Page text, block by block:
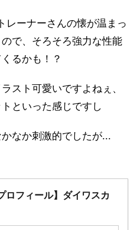
レーナーさんの懐が温まっ
で、そろそろ強力な性能
るかも！？
スト可愛いですよねぇ、
といった感じですし
なか刺激的でしたが...
ロフィール】ダイワスカ